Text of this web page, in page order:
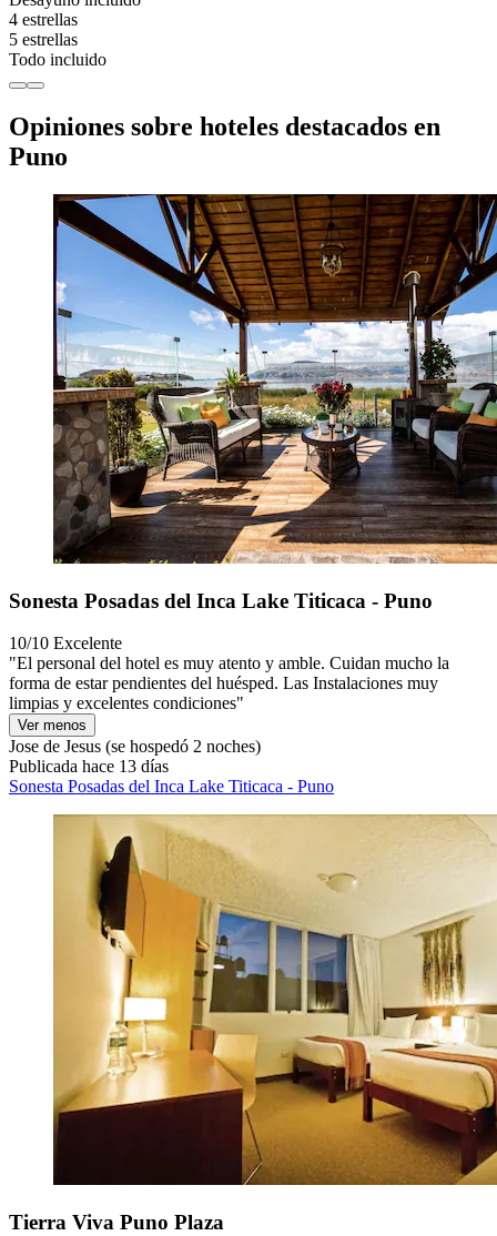
4 estrellas
5 estrellas
Todo incluido
Opiniones sobre hoteles destacados en
Puno
Sonesta Posadas del Inca Lake Titicaca - Puno
10/10 Excelente
"El personal del hotel es muy atento y amble. Cuidan mucho la
forma de estar pendientes del huésped. Las Instalaciones muy
limpias y excelentes condiciones"
Ver menos
Jose de Jesus (se hospedó 2 noches)
Publicada hace 13 días
Sonesta Posadas del Inca Lake Titicaca - Puno
Tierra Viva Puno Plaza